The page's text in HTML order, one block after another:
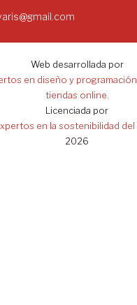
Web desarrollada por
en diseño y
tiendas online.
Licenciada por
en la sostenibilidad del
2026